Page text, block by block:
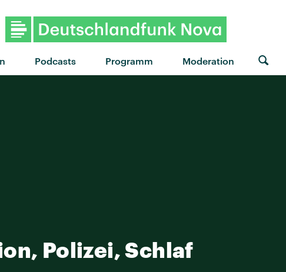
Podcasts Programm Moderation
Polizei, Schlaf